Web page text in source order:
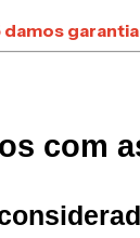
damos
com